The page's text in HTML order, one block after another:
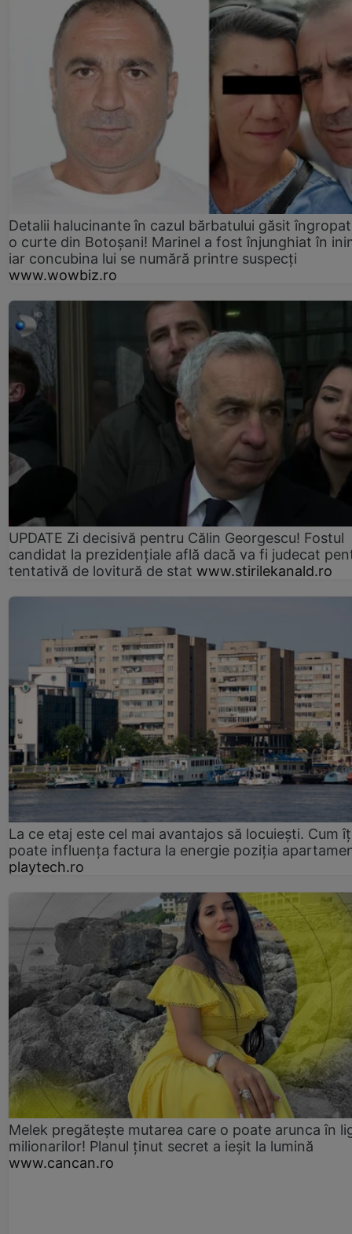
Detalii halucinante în cazul bărbatului găsit
o curte din Botoșani! Marinel a fost înjunghiat în
iar concubina lui se numără printre suspecți
www.wowbiz.ro
UPDATE Zi decisivă pentru Călin Georgescu! Fostul
candidat la prezidențiale află dacă va fi judecat
tentativă de lovitură de stat www.stirilekanald.ro
La ce etaj este cel mai avantajos să locuiești. Cum
poate influența factura la energie poziția
playtech.ro
Melek pregătește mutarea care o poate arunca în
milionarilor! Planul ținut secret a ieșit la lumină
www.cancan.ro